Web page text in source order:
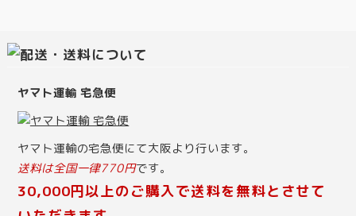
ヤマト運輸 宅急便
ヤマト運輸の宅急便にて大阪より行います。
送料は全国一律770円です。
30,000円以上のご購入で送料を無料とさせて